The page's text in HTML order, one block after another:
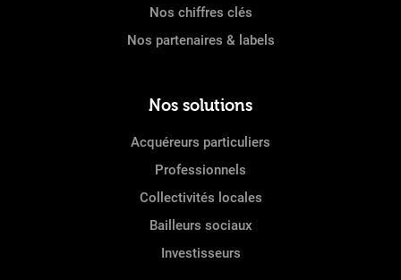
Nos chiffres clés
Nos partenaires & labels
Nos solutions
Acquéreurs particuliers
Professionnels
Collectivités locales
Bailleurs sociaux
Investisseurs